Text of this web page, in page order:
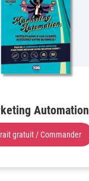
Automation
gratuit / Commander